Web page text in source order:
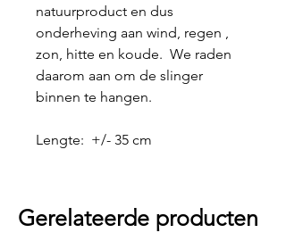
natuurproduct en dus
onderheving aan wind, regen ,
zon, hitte en koude. We raden
daarom aan om de slinger
binnen te hangen.
Lengte: +/- 35 cm
Gerelateerde producten